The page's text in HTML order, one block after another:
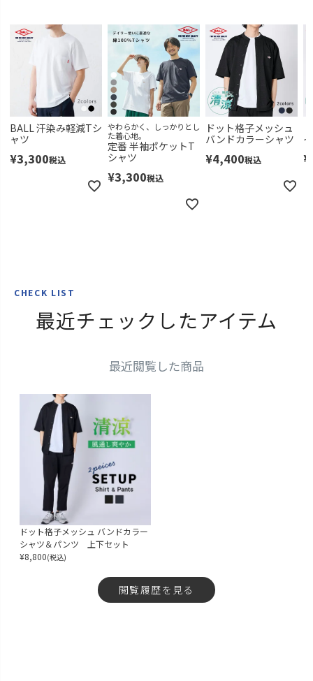
BALL 汗染み軽減Tシ
ャツ
¥3,300税込
やわらかく、しっかりとし
た着心地。
定番 半袖ポケットT
シャツ
¥3,300税込
ドット格子メッシュ
バンドカラーシャツ
¥4,400税込 ¥
CHECK LIST
最近チェックしたアイテム
最近閲覧した商品
ドット格子メッシュ バンドカラー
シャツ＆パンツ 上下セット
¥8,800(税込)
閲覧履歴を見る